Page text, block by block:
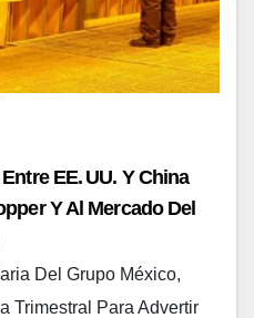
EE. UU. Y China
Y Al Mercado Del
Del Grupo México,
Trimestral Para Advertir